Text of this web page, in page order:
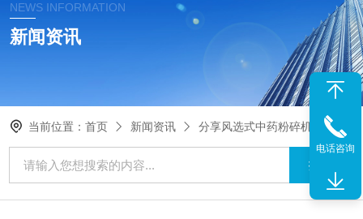
NEWS INFORMATION
新闻资讯
当前位置：首页 新闻资讯 分享风选式中药粉碎机的使用方法
电话咨询